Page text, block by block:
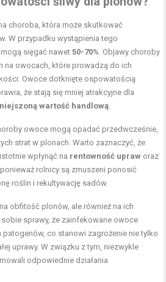
choroba, która może skutkować
W przypadku wystąpienia tego
sięgać nawet50-70%. Objawy choroby
na owocach, które prowadzą do ich
Owoce dotknięte ospowatością
że stają się mniej atrakcyjne dla
wartość handlową.
owoce mogą opadać przedwcześnie,
strat w plonach. Warto zaznaczyć, że
wpłynąć na rentowność upraw oraz
rolnicy są zmuszeni ponosić
roślin i rekultywację sadów.
obfitość plonów, ale również na ich
sprawy, że zainfekowane owoce
co stanowi zagrożenie nie tylko
uprawy. W związku z tym, niezwykle
odpowiednie działania